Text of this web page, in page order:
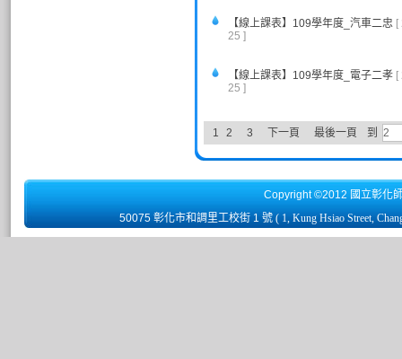
【線上課表】109學年度_汽車二忠
25 ]
【線上課表】109學年度_電子二孝
25 ]
1 2 3 下一頁 最後一頁 到
Copyright ©2012 國立彰化
50075 彰化市和調里工校街 1 號 ( 1, Kung Hsiao Street,